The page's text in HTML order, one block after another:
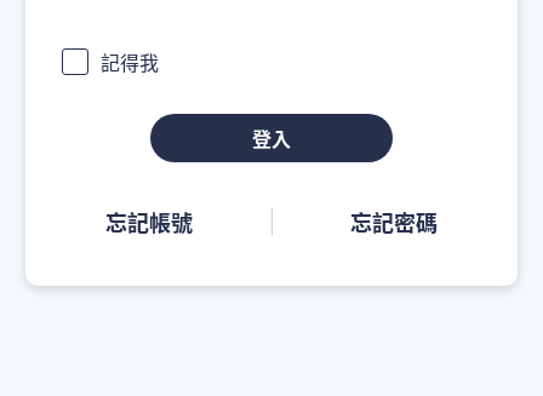
記得我
登入
忘記帳號 忘記密碼